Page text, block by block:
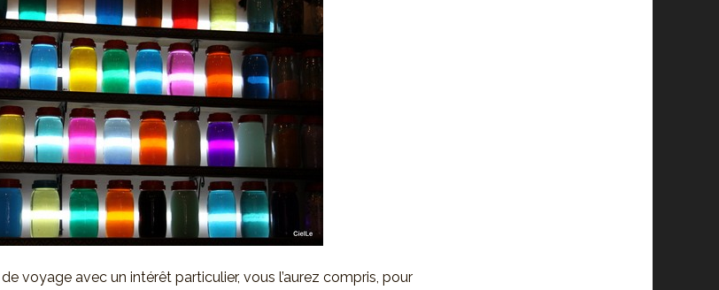
voyage avec un intérêt particulier, vous l’aurez compris, pour